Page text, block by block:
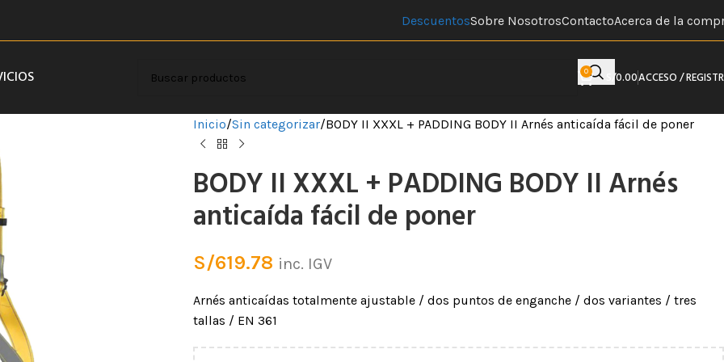
DescuentosSobre NosotrosContactoAcerca de la
0 S/0.00ACCESO /
Inicio Sin categorizar BODY II XXXL + PADDING BODY II Arnés anticaída fácil de poner
BODY II XXXL + PADDING BODY II Arnés
anticaída fácil de poner
S/619.78 inc. IGV
Arnés anticaídas totalmente ajustable / dos puntos de enganche / dos variantes / tres
tallas / EN 361